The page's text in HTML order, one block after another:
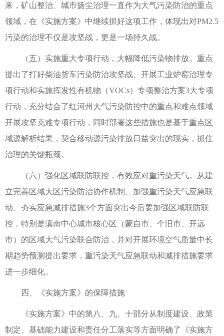
来，矿山整治、城市扬尘治理一直作为大气污染防治的重点
领域，在《实施方案》中继续抓好这项工作，体现出对PM2.5
污染的治理不仅是攻坚战，更是一场持久战。
（五）实施重大专项行动，大幅降低污染物排放。重点
提出了打好柴油货车污染防治攻坚战、开展工业炉窑治理专
项行动和实施挥发性有机物（VOCs）专项整治方案3大专项
行动，充分结合了红河州大气污染防控中的重点和难点领域
开展攻坚克难专项行动，同时部署这些措施也是基于重点区
域源解析结果，契合移动源污染排放日益突出的现实，抓住
治理的关键瓶颈。
（六）强化区域联防联控，有效应对重污染天气。从建
立完善区域大区污染防治协作机制、加强重污染天气应急联
动、夯实应急减排措施3个方面突出今后要加强区域联防联
控，特别是滇南中心城市核心区（蒙自市、个旧市、开远
市）的区域大气污染联合防治，并对开展环境空气质量中长
期趋势预测提出要求，重污染天气应急联动和减排措施要求
进一步细化。
四、《实施方案》的保障措施
《实施方案》中的第八、九、十部分从制度建设、政策
制定、基础能力建设和责任分工落实等方面明确了《实施方